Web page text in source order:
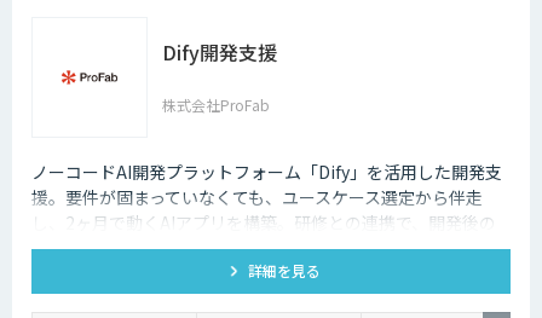
Dify開発支援
株式会社ProFab
ノーコードAI開発プラットフォーム「Dify」を活用した開発支
援。要件が固まっていなくても、ユースケース選定から伴走
し、2ヶ月で動くAIアプリを構築。研修との連携で、開発後の
内製化・自走までサポートします。
詳細を見る